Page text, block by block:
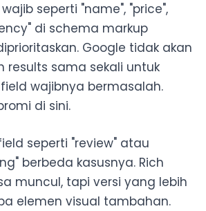
seperti "name", "price",
di schema markup
Google tidak akan
results sama sekali untuk
wajibnya bermasalah.
di sini.
seperti "review" atau
berbeda kasusnya. Rich
muncul, tapi versi yang lebih
elemen visual tambahan.